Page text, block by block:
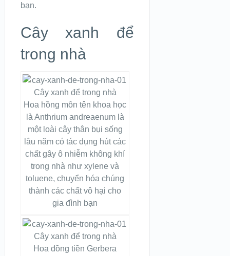
bạn.
Cây xanh để
trong nhà
Hoa hồng môn tên khoa học
là Anthrium andreaenum là
một loài cây thân bụi sống
lâu năm có tác dụng hút các
chất gây ô nhiễm không khí
trong nhà như xylene và
toluene, chuyển hóa chúng
thành các chất vô hại cho
gia đình bạn
Hoa đồng tiền Gerbera